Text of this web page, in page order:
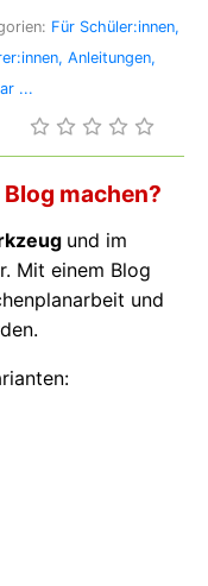
Für Schüler:innen
Anleitungen
...
machen?
und im
Mit einem Blog
und